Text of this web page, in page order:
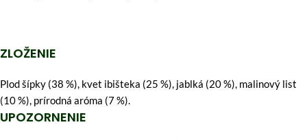
ZLOŽENIE
Plod šípky (38 %), kvet ibišteka (25 %), jablká (20 %), malinový list
(10 %), prírodná aróma (7 %).
UPOZORNENIE